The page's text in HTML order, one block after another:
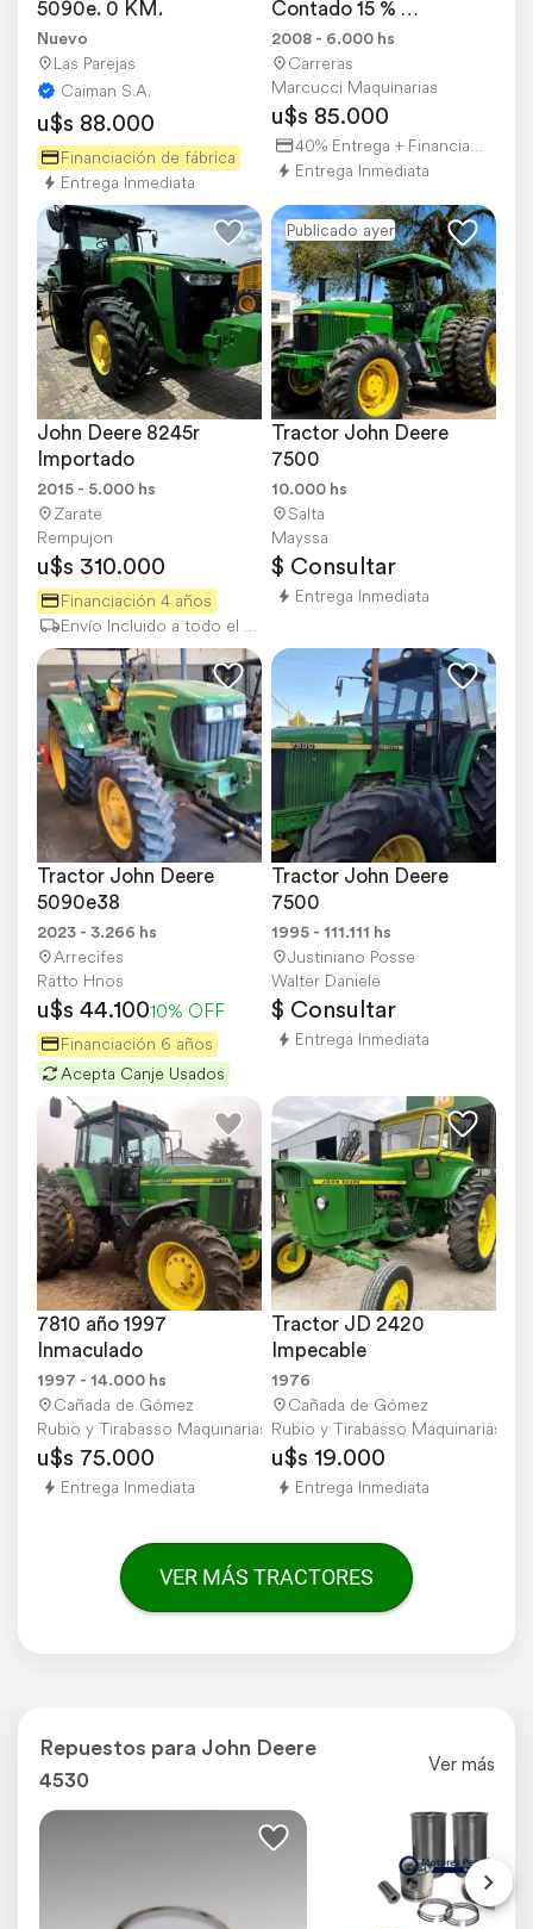
5090e. 0 KM.
Nuevo
Las Parejas
Caiman S.A.
u$s 88.000
Financiación de fábrica
Entrega Inmediata
Contado 15 %
Descuento Precio Final
2008 - 6.000 hs
Carreras
Marcucci Maquinarias
u$s 85.000
40% Entrega + Financiación
Entrega Inmediata
John Deere 8245r
Importado
2015 - 5.000 hs
Zarate
Rempujon
u$s 310.000
Financiación 4 años
Envío Incluido a todo el país
Publicado ayer
Tractor John Deere
7500
10.000 hs
Salta
Mayssa
$ Consultar
Entrega Inmediata
Tractor John Deere
5090e38
2023 - 3.266 hs
Arrecifes
Ratto Hnos
u$s 44.10010% OFF
Financiación 6 años
Acepta Canje Usados
Tractor John Deere
7500
1995 - 111.111 hs
Justiniano Posse
Walter Daniele
$ Consultar
Entrega Inmediata
7810 año 1997
Inmaculado
1997 - 14.000 hs
Cañada de Gómez
Rubio y Tirabasso Maquinarias
u$s 75.000
Entrega Inmediata
Tractor JD 2420
Impecable
1976
Cañada de Gómez
Rubio y Tirabasso Maquinarias
u$s 19.000
Entrega Inmediata
VER MÁS TRACTORES
Repuestos para John Deere
4530
Ver más